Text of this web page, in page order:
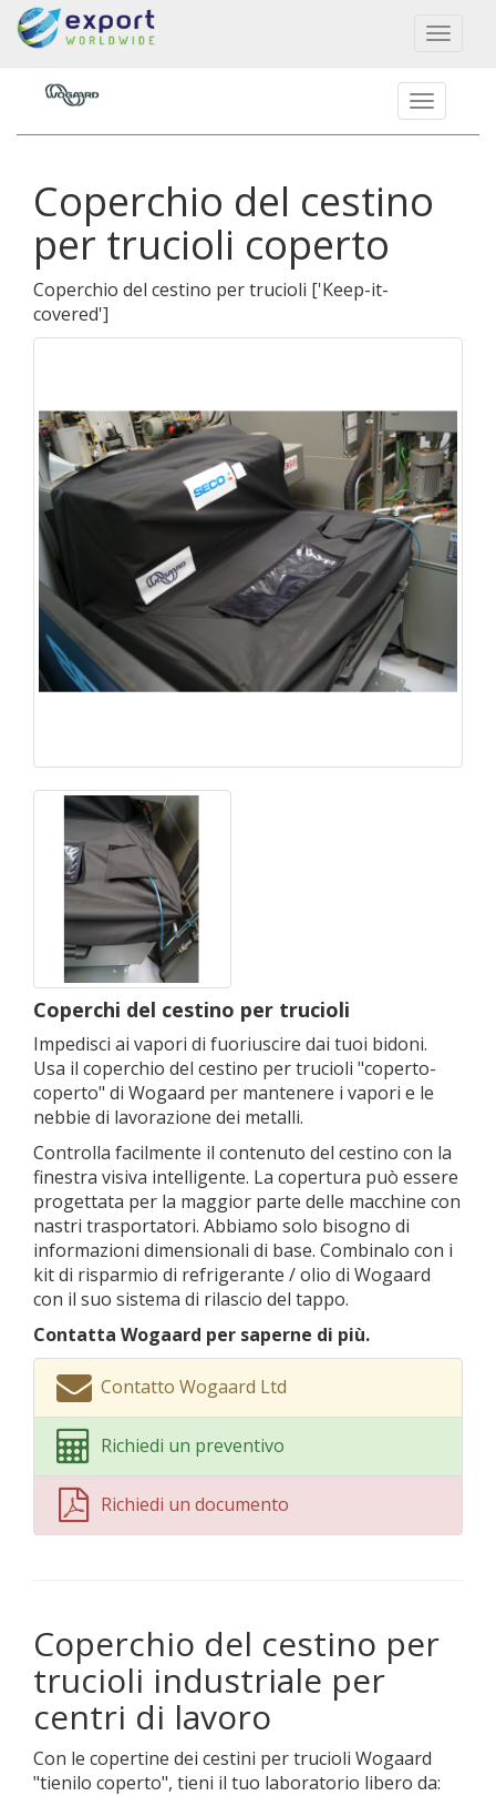
Toggle
Coperchio del cestino
per trucioli coperto
Coperchio del cestino per trucioli ['Keep-it-
covered']
Coperchi del cestino per trucioli
Impedisci ai vapori di fuoriuscire dai tuoi bidoni.
Usa il coperchio del cestino per trucioli "coperto-
coperto" di Wogaard per mantenere i vapori e le
nebbie di lavorazione dei metalli.
Controlla facilmente il contenuto del cestino con la
finestra visiva intelligente. La copertura può essere
progettata per la maggior parte delle macchine con
nastri trasportatori. Abbiamo solo bisogno di
informazioni dimensionali di base. Combinalo con i
kit di risparmio di refrigerante / olio di Wogaard
con il suo sistema di rilascio del tappo.
Contatta Wogaard per saperne di più.
Contatto Wogaard Ltd
Richiedi un preventivo
Richiedi un documento
Coperchio del cestino per
trucioli industriale per
centri di lavoro
Con le copertine dei cestini per trucioli Wogaard
"tienilo coperto", tieni il tuo laboratorio libero da: